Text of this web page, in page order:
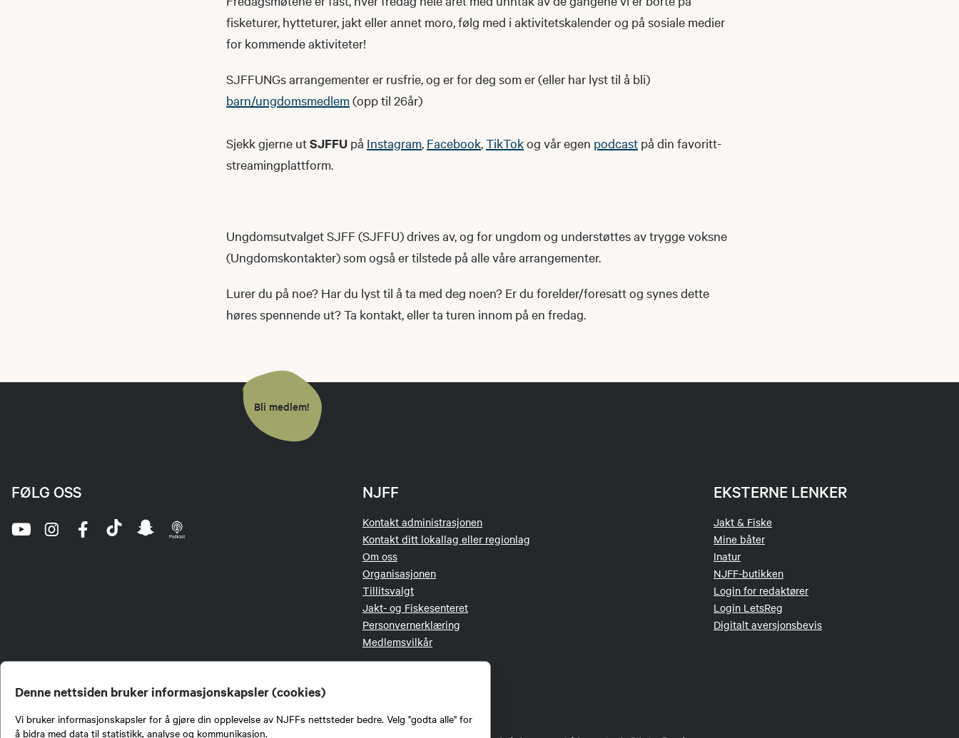
Denne nettsiden bruker informasjonskapsler (cookies)
Vi bruker informasjonskapsler for å gjøre din opplevelse av NJFFs nettsteder bedre. Velg "godta alle" for
å bidra med data til statistikk, analyse og kommunikasjon.
fisketurer, hytteturer, jakt eller annet moro, følg med i aktivitetskalender og på sosiale medier
for kommende aktiviteter!
SJFFUNGs arrangementer er rusfrie, og er for deg som er (eller har lyst til å bli)
barn/ungdomsmedlem(opp til 26år)
Sjekk gjerne utSJFFU på Instagram, Facebook,TikTokog vår egen podcast på din favoritt-
streamingplattform.
Ungdomsutvalget SJFF (SJFFU) drives av, og for ungdom og understøttes av trygge voksne
(Ungdomskontakter) som også er tilstede på alle våre arrangementer.
Lurer du på noe? Har du lyst til å ta med deg noen? Er du forelder/foresatt og synes dette
høres spennende ut? Ta kontakt, eller ta turen innom på en fredag.
Bli medlem!
NJFF
Kontakt administrasjonen
Kontakt ditt lokallag eller regionlag
Om oss
Organisasjonen
Tillitsvalgt
Jakt- og Fiskesenteret
Personvernerklæring
Medlemsvilkår
EKSTERNE LENKER
Jakt & Fiske
Mine båter
Inatur
NJFF-butikken
Login for redaktører
Login LetsReg
Digitalt aversjonsbevis
FØLG OSS